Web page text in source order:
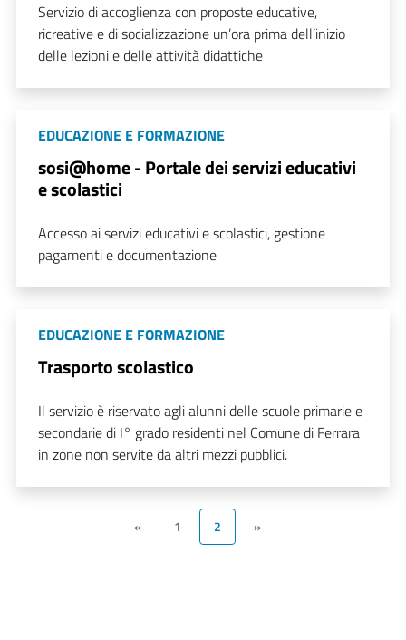
Servizio di accoglienza con proposte educative,
ricreative e di socializzazione un’ora prima dell’inizio
delle lezioni e delle attività didattiche
EDUCAZIONE E FORMAZIONE
sosi@home - Portale dei servizi educativi
e scolastici
Accesso ai servizi educativi e scolastici, gestione
pagamenti e documentazione
EDUCAZIONE E FORMAZIONE
Trasporto scolastico
Il servizio è riservato agli alunni delle scuole primarie e
secondarie di I° grado residenti nel Comune di Ferrara
in zone non servite da altri mezzi pubblici.
« 1 2 »